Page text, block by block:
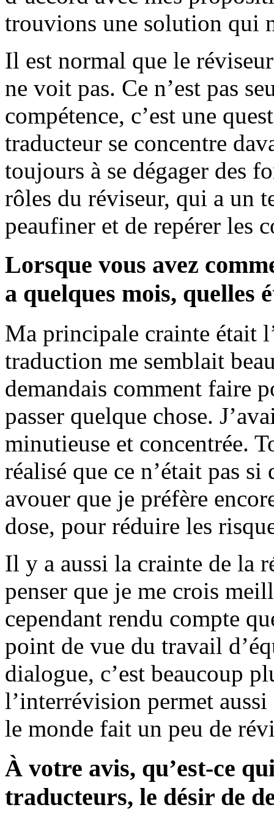
trouvions une solution qui
Il est normal que le
ne voit pas. Ce n’est pas
compétence, c’est une
traducteur se concentre
toujours à se dégager des
rôles du réviseur, qui a un
peaufiner et de repérer les
Lorsque vous avez
a quelques mois, quelles
Ma principale crainte était
traduction me semblait
demandais comment faire
passer quelque chose.
minutieuse et concentrée.
réalisé que ce n’était pas
avouer que je préfère
dose, pour réduire les
Il y a aussi la crainte de la
penser que je me crois
cependant rendu compte
point de vue du travail
dialogue, c’est beaucoup
l’interrévision permet
le monde fait un peu de
À votre avis, qu’est-ce
traducteurs, le désir de